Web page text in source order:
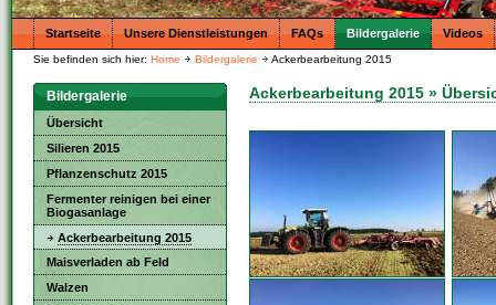
Startseite Unsere Dienstleistungen FAQs Bildergalerie Videos
Sie befinden sich hier: Home Bildergalerie Ackerbearbeitung 2015
Bildergalerie
Übersicht
Silieren 2015
Pflanzenschutz 2015
Fermenter reinigen bei einer
Biogasanlage
Ackerbearbeitung 2015
Maisverladen ab Feld
Walzen
Ackerbearbeitung 2015 »